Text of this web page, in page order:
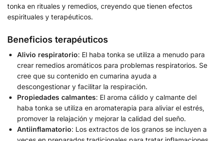
tonka en rituales y remedios, creyendo que tienen efectos
espirituales y terapéuticos.
Beneficios terapéuticos
Alivio respiratorio: El haba tonka se utiliza a menudo para
crear remedios aromáticos para problemas respiratorios. Se
cree que su contenido en cumarina ayuda a
descongestionar y facilitar la respiración.
Propiedades calmantes: El aroma cálido y calmante del
haba tonka se utiliza en aromaterapia para aliviar el estrés,
promover la relajación y mejorar la calidad del sueño.
Antiinflamatorio: Los extractos de los granos se incluyen a